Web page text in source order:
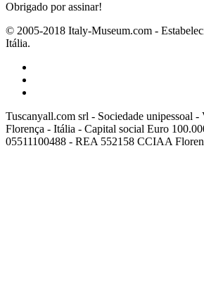
Obrigado por assinar!
© 2005-2018 Italy-Museum.com -
Itália.
Tuscanyall.com srl - Sociedade unipessoal
Florença - Itália - Capital social Euro
05511100488 - REA 552158 CCIAA